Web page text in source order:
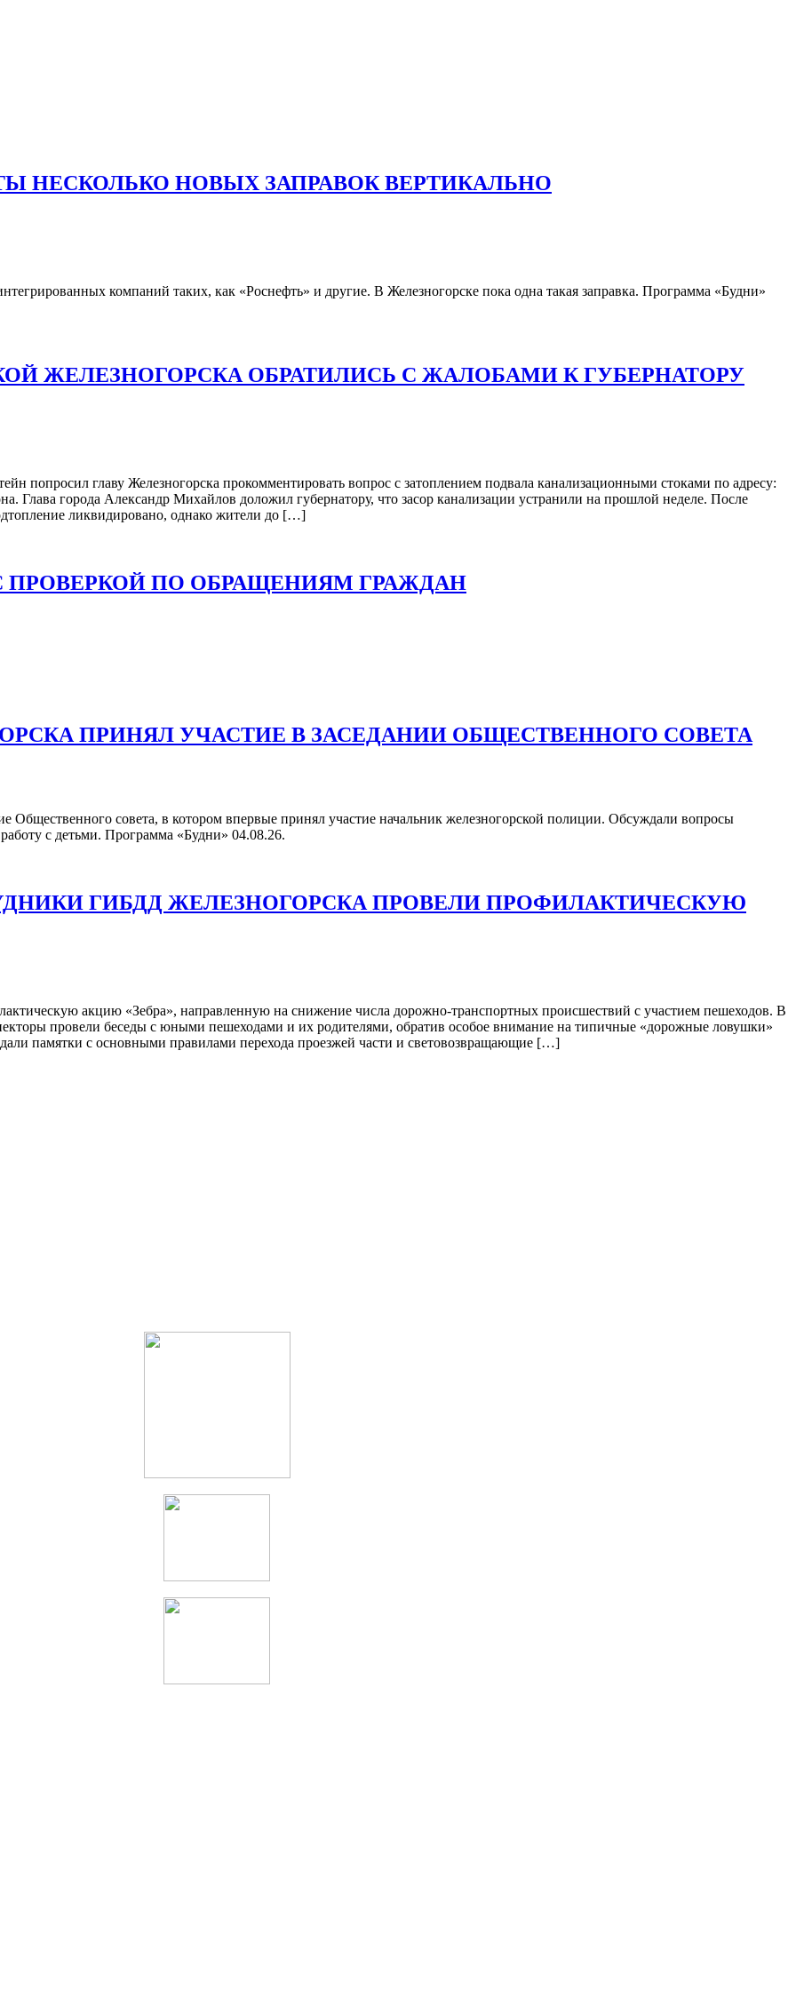
НЕСКОЛЬКО НОВЫХ ЗАПРАВОК ВЕРТИКАЛЬНО
компаний таких, как «Роснефть» и другие. В Железногорске пока одна такая заправка. Программа «Будни»
ЖЕЛЕЗНОГОРСКА ОБРАТИЛИСЬ С ЖАЛОБАМИ К ГУБЕРНАТОРУ
попросил главу Железногорска прокомментировать вопрос с затоплением подвала канализационными стоками по адресу:
Глава города Александр Михайлов доложил губернатору, что засор канализации устранили на прошлой неделе. После
ликвидировано, однако жители до […]
ПРОВЕРКОЙ ПО ОБРАЩЕНИЯМ ГРАЖДАН
ПРИНЯЛ УЧАСТИЕ В ЗАСЕДАНИИ ОБЩЕСТВЕННОГО СОВЕТА
Общественного совета, в котором впервые принял участие начальник железногорской полиции. Обсуждали вопросы
с детьми. Программа «Будни» 04.08.26.
ГИБДД ЖЕЛЕЗНОГОРСКА ПРОВЕЛИ ПРОФИЛАКТИЧЕСКУЮ
акцию «Зебра», направленную на снижение числа дорожно-транспортных происшествий с участием пешеходов. В
провели беседы с юными пешеходами и их родителями, обратив особое внимание на типичные «дорожные ловушки»
памятки с основными правилами перехода проезжей части и световозвращающие […]